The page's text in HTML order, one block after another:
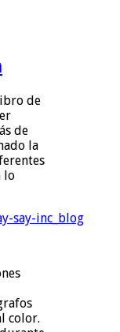
de
de
la
lo
color.